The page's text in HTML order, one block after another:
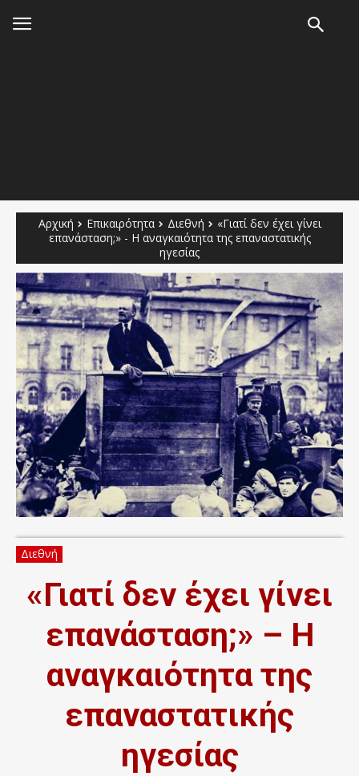
Αρχική Επικαιρότητα Διεθνή
«Γιατί δεν έχει γίνει
επανάσταση;» - Η αναγκαιότητα της επαναστατικής
ηγεσίας
Διεθνή
«Γιατί δεν έχει γίνει
επανάσταση;» – Η
αναγκαιότητα της
επαναστατικής
ηγεσίας